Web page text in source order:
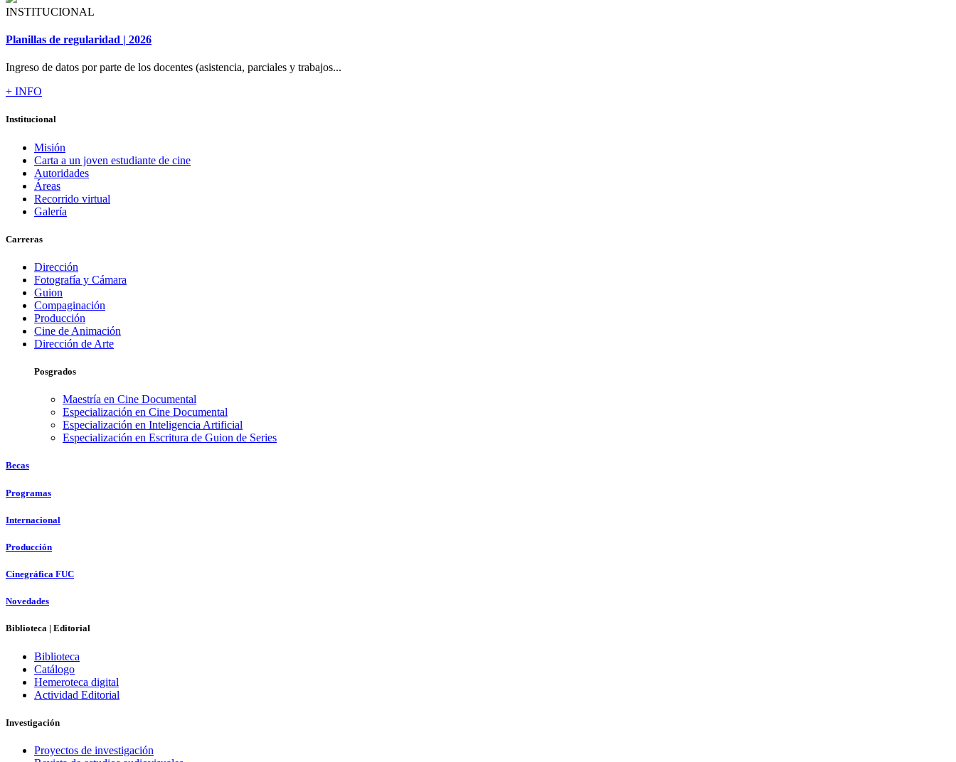
INSTITUCIONAL
Planillas de regularidad | 2026
Ingreso de datos por parte de los docentes (asistencia, parciales y trabajos...
+ INFO
Institucional
Misión
Carta a un joven estudiante de cine
Autoridades
Áreas
Recorrido virtual
Galería
Carreras
Dirección
Fotografía y Cámara
Guion
Compaginación
Producción
Cine de Animación
Dirección de Arte
Posgrados
Maestría en Cine Documental
Especialización en Cine Documental
Especialización en Inteligencia Artificial
Especialización en Escritura de Guion de Series
Becas
Programas
Internacional
Producción
Cinegráfica FUC
Novedades
Biblioteca | Editorial
Biblioteca
Catálogo
Hemeroteca digital
Actividad Editorial
Investigación
Proyectos de investigación